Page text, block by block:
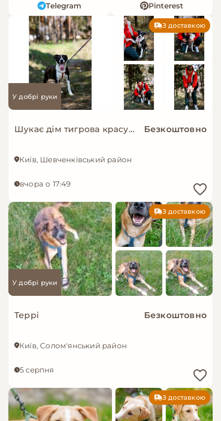
Telegram Pinterest
З доставкою
У добрі руки
Шукає дім тигрова красуня Зоряна! Безкоштовно
Київ, Шевченківський район
вчора о 17:49
З доставкою
У добрі руки
Террі Безкоштовно
Київ, Солом'янський район
5 серпня
З доставкою